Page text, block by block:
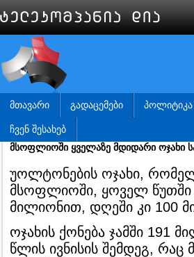
ᲛᲗᲐᲕᲐᲠᲘ ᲒᲐᲓᲐᲪᲔᲛᲔᲑᲘ ᲞᲝᲚᲘᲢᲘᲙᲐ
ᲩᲕᲔᲜ ᲨᲔᲡᲐᲮᲔᲑ
მსოფლიოში ყველაზე მდიდარი ოჯახი
უოლტონების ოჯახი,
მსოფლიოში, ყოველ
მილიონით, დღეში კი 100
ოჯახის ქონება ჯამში 191
წლის ივნისის შემდეგ,